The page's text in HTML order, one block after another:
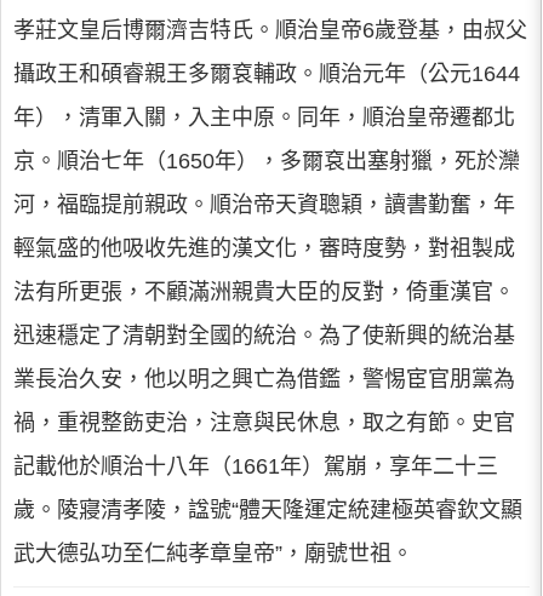
孝莊文皇后博爾濟吉特氏。順治皇帝6歲登基，由叔父
攝政王和碩睿親王多爾袞輔政。順治元年（公元1644
年），清軍入關，入主中原。同年，順治皇帝遷都北
京。順治七年（1650年），多爾袞出塞射獵，死於灤
河，福臨提前親政。順治帝天資聰穎，讀書勤奮，年
輕氣盛的他吸收先進的漢文化，審時度勢，對祖製成
法有所更張，不顧滿洲親貴大臣的反對，倚重漢官。
迅速穩定了清朝對全國的統治。為了使新興的統治基
業長治久安，他以明之興亡為借鑑，警惕宦官朋黨為
禍，重視整飭吏治，注意與民休息，取之有節。史官
記載他於順治十八年（1661年）駕崩，享年二十三
歲。陵寢清孝陵，諡號“體天隆運定統建極英睿欽文顯
武大德弘功至仁純孝章皇帝”，廟號世祖。